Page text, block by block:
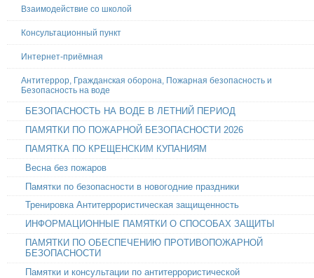
Взаимодействие со школой
Консультационный пункт
Интернет-приёмная
Антитеррор, Гражданская оборона, Пожарная безопасность и
Безопасность на воде
БЕЗОПАСНОСТЬ НА ВОДЕ В ЛЕТНИЙ ПЕРИОД
ПАМЯТКИ ПО ПОЖАРНОЙ БЕЗОПАСНОСТИ 2026
ПАМЯТКА ПО КРЕЩЕНСКИМ КУПАНИЯМ
Весна без пожаров
Памятки по безопасности в новогодние праздники
Тренировка Антитеррористическая защищенность
ИНФОРМАЦИОННЫЕ ПАМЯТКИ О СПОСОБАХ ЗАЩИТЫ
ПАМЯТКИ ПО ОБЕСПЕЧЕНИЮ ПРОТИВОПОЖАРНОЙ
БЕЗОПАСНОСТИ
Памятки и консультации по антитеррористической